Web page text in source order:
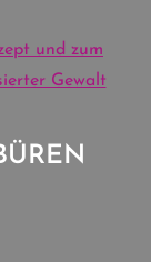
und zum
Gewalt